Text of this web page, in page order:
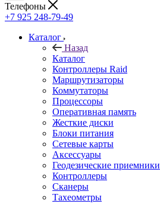
Телефоны
+7 925 248-79-49
Каталог
Назад
Каталог
Контроллеры Raid
Маршрутизаторы
Коммутаторы
Процессоры
Оперативная память
Жесткие диски
Блоки питания
Сетевые карты
Аксессуары
Геодезические приемники
Контроллеры
Сканеры
Тахеометры